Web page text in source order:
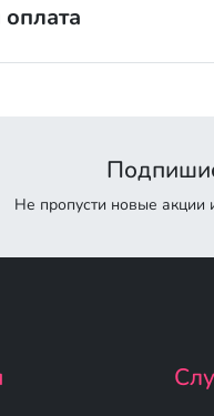
Не пропусти новые акции